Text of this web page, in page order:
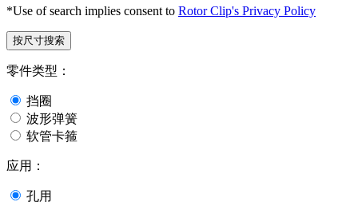
*Use of search implies consent to Rotor Clip's Privacy Policy
按尺寸搜索
零件类型：
挡圈
波形弹簧
软管卡箍
应用：
孔用